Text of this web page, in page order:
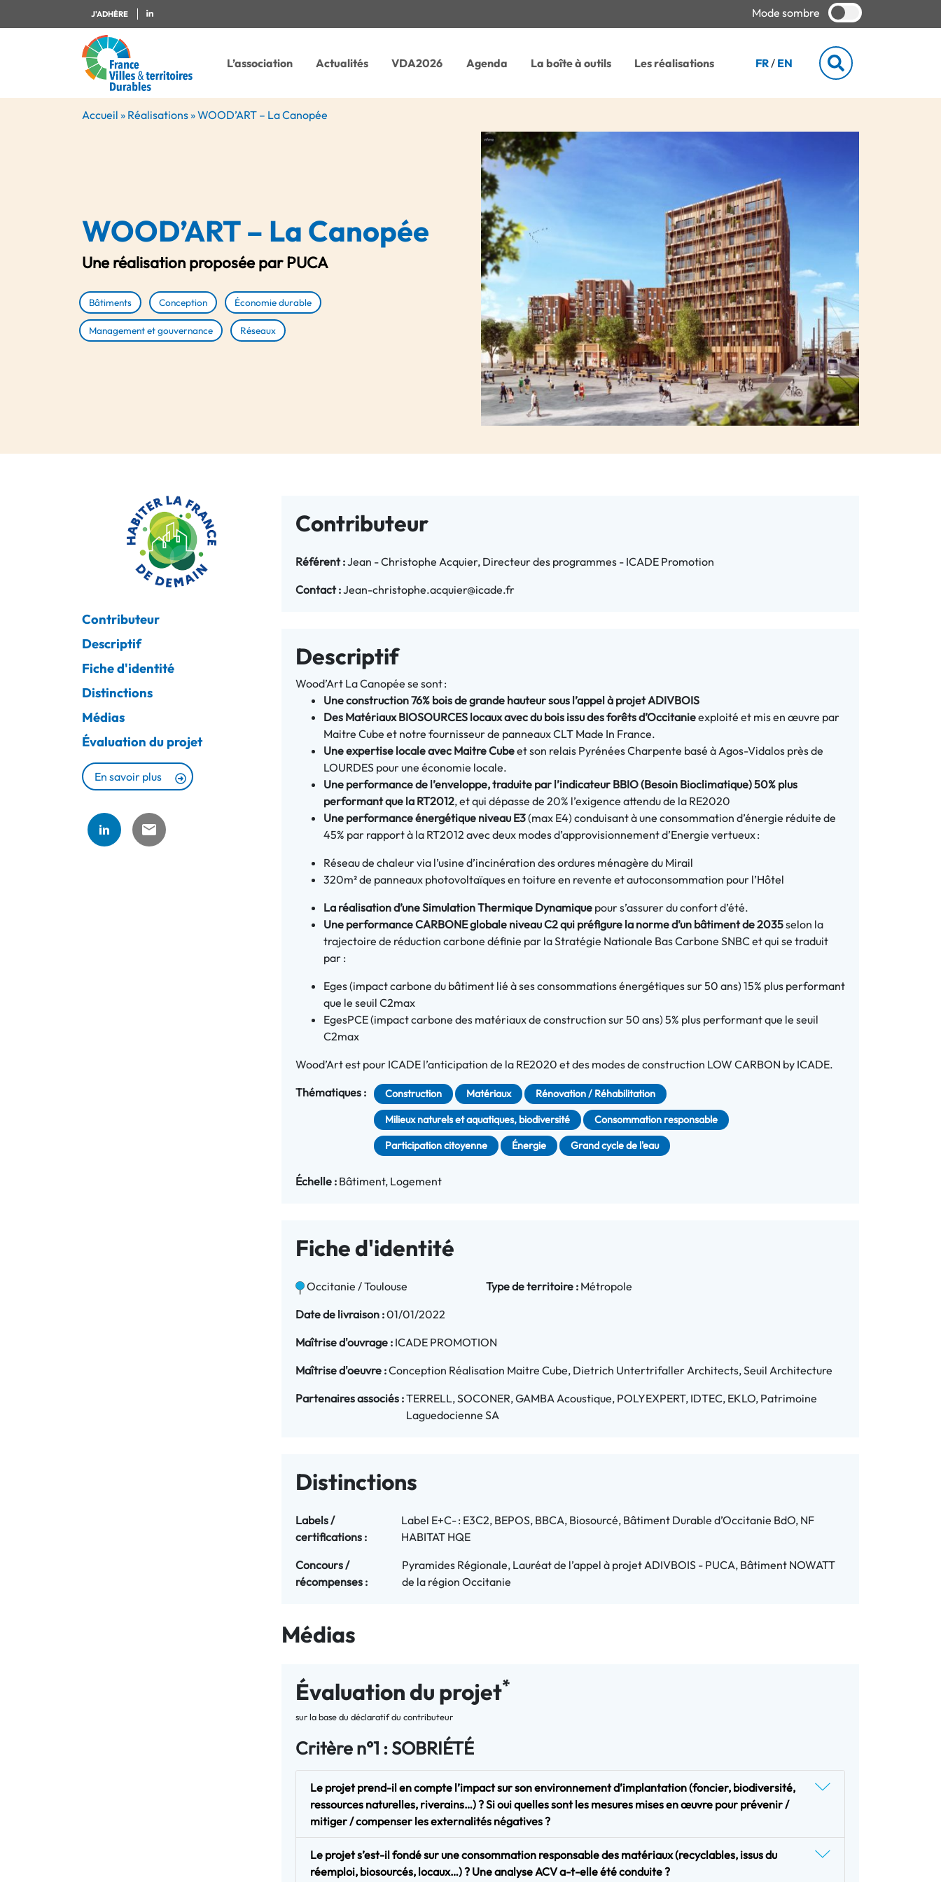
J'ADHÈRE Mode sombre
L’association Actualités VDA2026 Agenda La boîte à outils Les réalisations FR / EN
Accueil » Réalisations»WOOD’ART – La Canopée
WOOD’ART – La Canopée
Une réalisation proposée par PUCA
Bâtiments Conception Économie durable
Management et gouvernance Réseaux
Contributeur
Descriptif
Fiche d'identité
Distinctions
Médias
Évaluation du projet
En savoir plus
Contributeur
Référent :Jean - Christophe Acquier, Directeur des programmes - ICADE Promotion
Contact :Jean-christophe.acquier@icade.fr
Descriptif
Wood’Art La Canopée se sont :
Une construction 76% bois de grande hauteur sous l’appel à projet ADIVBOIS
Des Matériaux BIOSOURCES locaux avec du bois issu des forêts d’Occitanieexploité et mis en œuvre par
Maitre Cube et notre fournisseur de panneaux CLT Made In France.
Une expertise locale avec Maitre Cubeet son relais Pyrénées Charpente basé à Agos-Vidalos près de
LOURDES pour une économie locale.
Une performance de l’enveloppe, traduite par l’indicateur BBIO (Besoin Bioclimatique) 50% plus
performant que la RT2012, et qui dépasse de 20% l’exigence attendu de la RE2020
Une performance énergétique niveau E3(max E4) conduisant à une consommation d’énergie réduite de
45% par rapport à la RT2012 avec deux modes d’approvisionnement d’Energie vertueux :
Réseau de chaleur via l’usine d’incinération des ordures ménagère du Mirail
320m² de panneaux photovoltaïques en toiture en revente et autoconsommation pour l’Hôtel
La réalisation d’une Simulation Thermique Dynamique pour s’assurer du confort d’été.
Une performance CARBONE globale niveau C2 qui préfigure la norme d’un bâtiment de 2035selon la
trajectoire de réduction carbone définie par la Stratégie Nationale Bas Carbone SNBC et qui se traduit
par :
Eges (impact carbone du bâtiment lié à ses consommations énergétiques sur 50 ans) 15% plus performant
que le seuil C2max
EgesPCE (impact carbone des matériaux de construction sur 50 ans) 5% plus performant que le seuil
C2max
Wood’Art est pour ICADE l’anticipation de la RE2020 et des modes de construction LOW CARBON by ICADE.
Thématiques :
Construction Matériaux Rénovation / Réhabilitation
Milieux naturels et aquatiques, biodiversité Consommation responsable
Participation citoyenne Énergie Grand cycle de l'eau
Échelle : Bâtiment Logement
Fiche d'identité
Occitanie / Toulouse Type de territoire : Métropole
Date de livraison :01/01/2022
Maîtrise d'ouvrage : ICADE PROMOTION
Maîtrise d'oeuvre :Conception Réalisation Maitre Cube, Dietrich Untertrifaller Architects, Seuil Architecture
Partenaires associés :TERRELL, SOCONER, GAMBA Acoustique, POLYEXPERT, IDTEC, EKLO, Patrimoine
Laguedocienne SA
Distinctions
Labels /
certifications :
Label E+C- : E3C2, BEPOS, BBCA, Biosourcé, Bâtiment Durable d’Occitanie BdO, NF
HABITAT HQE
Concours /
récompenses :
Pyramides Régionale, Lauréat de l’appel à projet ADIVBOIS - PUCA, Bâtiment NOWATT
de la région Occitanie
Médias
Évaluation du projet*
sur la base du déclaratif du contributeur
Critère n°1 : SOBRIÉTÉ
Le projet prend-il en compte l’impact sur son environnement d’implantation (foncier, biodiversité,
ressources naturelles, riverains…) ? Si oui quelles sont les mesures mises en œuvre pour prévenir /
mitiger / compenser les externalités négatives ?
Le projet s’est-il fondé sur une consommation responsable des matériaux (recyclables, issus du
réemploi, biosourcés, locaux…) ? Une analyse ACV a-t-elle été conduite ?